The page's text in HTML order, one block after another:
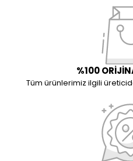
%100
Tüm ürünlerimiz ilgili